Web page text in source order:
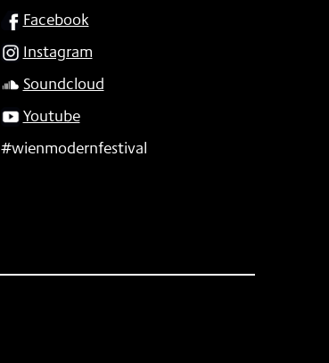
SOCIAL
Facebook
Instagram
Soundcloud
Youtube
#wienmodernfestival